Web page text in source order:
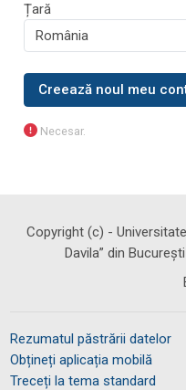
Țară
Necesar.
Copyright (c) -
Davila” din
Rezumatul păstrării datelor
Obțineți aplicația mobilă
Treceți la tema standard